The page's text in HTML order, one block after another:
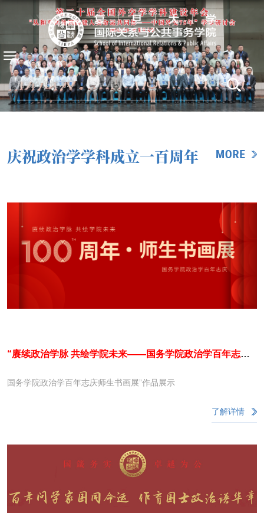
庆祝政治学学科成立一百周年
“赓续政治学脉 共绘学院未来——国务学院政治学百年志庆
国务学院政治学百年志庆师生书画展”作品展示
了解详情